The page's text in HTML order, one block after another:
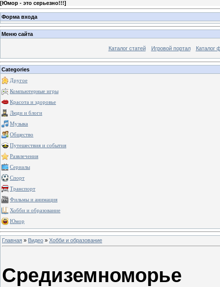
[Юмор - это серьезно!!!]
Форма входа
Меню сайта
Каталог статей Игровой портал Каталог
Categories
Другое
Компьютерные игры
Красота и здоровье
Люди и блоги
Музыка
Общество
Путешествия и события
Развлечения
Сериалы
Спорт
Транспорт
Фильмы и анимация
Хобби и образование
Юмор
Главная » Видео » Хобби и образование
Средиземноморье